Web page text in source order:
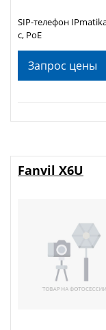
Запрос цены
SIP-телефон
с, PoE
Fanvil X6U